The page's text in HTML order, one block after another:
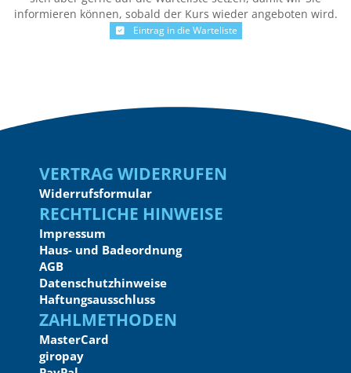
informieren können, sobald der Kurs wieder angeboten wird.
Eintrag in die Warteliste
Vertrag widerrufen
Widerrufsformular
Rechtliche Hinweise
Impressum
Haus- und Badeordnung
AGB
Datenschutzhinweise
Haftungsausschluss
Zahlmethoden
MasterCard
giropay